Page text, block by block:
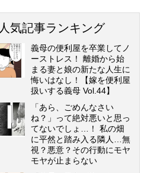
人気記事ランキング
義母の便利屋を卒業してノ
ーストレス！ 離婚から始
まる妻と娘の新たな人生に
悔いはなし！【嫁を便利屋
扱いする義母 Vol.44】
「あら、ごめんなさい
ね？」って絶対悪いと思っ
てないでしょ…！ 私の畑
に平然と踏み入る隣人…無
視？悪意？その行動にモヤ
モヤが止まらない